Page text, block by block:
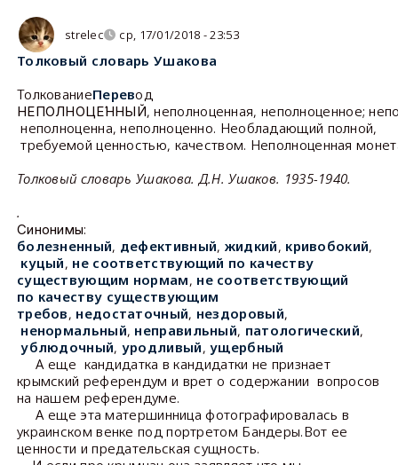
strelec ср, 17/01/2018 - 23:53
Толковый словарь Ушакова
ТолкованиеПеревод
НЕПОЛНОЦЕ́ННЫЙ, неполноценная, неполноценное;
неполноценна, неполноценно. Необладающий полной,
требуемой ценностью, качеством. Неполноценная
Толковый словарь Ушакова. Д.Н. Ушаков. 1935-1940.
.
Синонимы:
болезненный, дефективный, жидкий, кривобокий,
куцый, не соответствующий по качеству
существующим нормам, не соответствующий
по качеству существующим
требов, недостаточный, нездоровый,
ненормальный, неправильный, патологический,
ублюдочный, уродливый,ущербный
А еще кандидатка в кандидатки не признает
крымский референдум и врет о содержании вопросов
на нашем референдуме.
А еще эта матершинница фотографировалась в
украинском венке под портретом Бандеры.Вот ее
ценности и предательская сущность.